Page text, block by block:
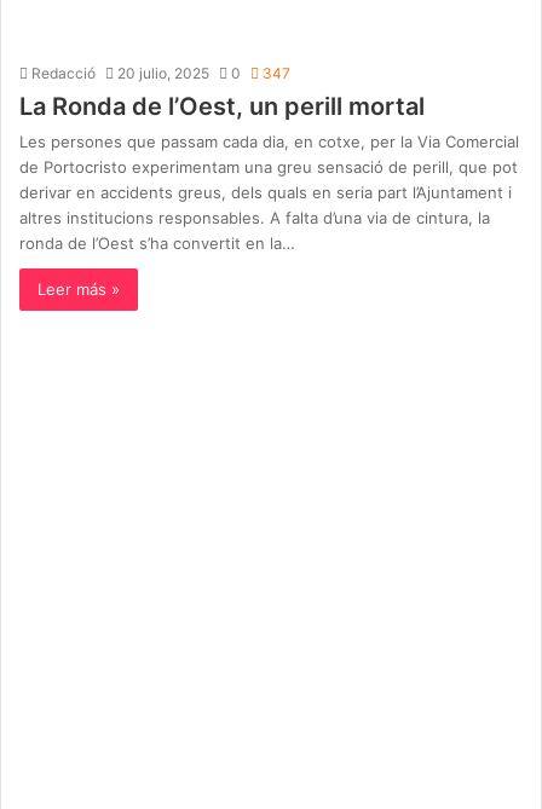
Redacció 20 julio, 2025 0 347
La Ronda de l’Oest, un perill mortal
Les persones que passam cada dia, en cotxe, per la Via Comercial
de Portocristo experimentam una greu sensació de perill, que pot
derivar en accidents greus, dels quals en seria part l’Ajuntament i
altres institucions responsables. A falta d’una via de cintura, la
ronda de l’Oest s’ha convertit en la…
Leer más »